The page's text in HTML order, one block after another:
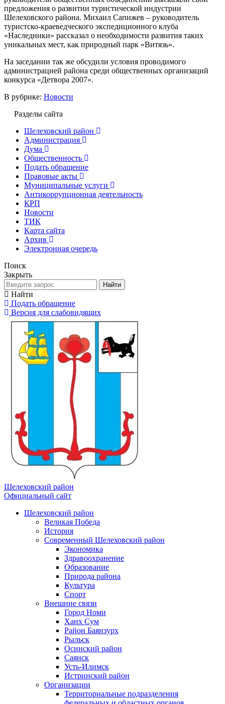
предложения о развитии туристической индустрии
Шелеховского района. Михаил Сапижев – руководитель
туристско-краеведческого экспедиционного клуба
«Наследники» рассказал о необходимости развития таких
уникальных мест, как природный парк «Витязь».
На заседании так же обсудили условия проводимого
администрацией района среди общественных организаций
конкурса «Детвора 2007».
В рубрике: Новости
Разделы сайта
Шелеховский район
Администрация
Дума
Общественность
Подать обращение
Правовые акты
Муниципальные услуги
Антикоррупционная деятельность
КРП
Новости
ТИК
Карта сайта
Архив
Электронная очередь
Поиск
Закрыть
Найти
Найти
Подать обращение
Версия для слабовидящих
Шелеховский район
Официальный сайт
Шелеховский район
Великая Победа
История
Современный Шелеховский район
Экономика
Здравоохранение
Образование
Природа района
Культура
Спорт
Внешние связи
Город Номи
Ханх Сум
Район Баянзурх
Рыльск
Осинский район
Саянск
Усть-Илимск
Истринский район
Организации
Территориальные подразделения